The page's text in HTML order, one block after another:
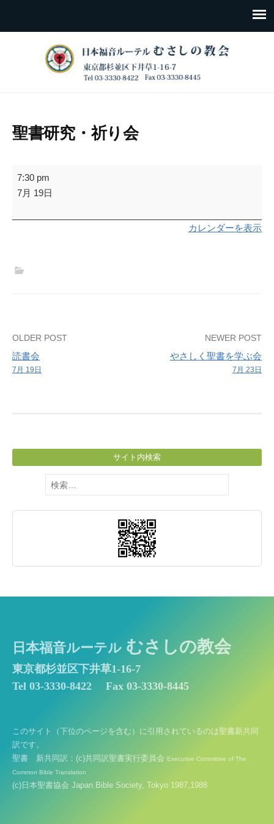
聖書研究・祈り会
聖
書
究・
7:30 pm
7月 19日
カレンダーを表示
Post
navigation
OLDER POST
読書会
7月 19日
NEWER POST
やさしく聖書を学ぶ会
7月 23日
サイト内検索
検
索:
日本福音ルーテル むさしの教会
東京都杉並区下井草1-16-7
Tel 03-3330-8422
Fax 03-3330-8445
このサイト（下位のページを含む）に引用されているのは聖書新共同
訳です。
聖書 新共同訳：(c)共同訳聖書実行委員会 Executive Committee of The
Common Bible Translation
(c)日本聖書協会 Japan Bible Society, Tokyo 1987,1988